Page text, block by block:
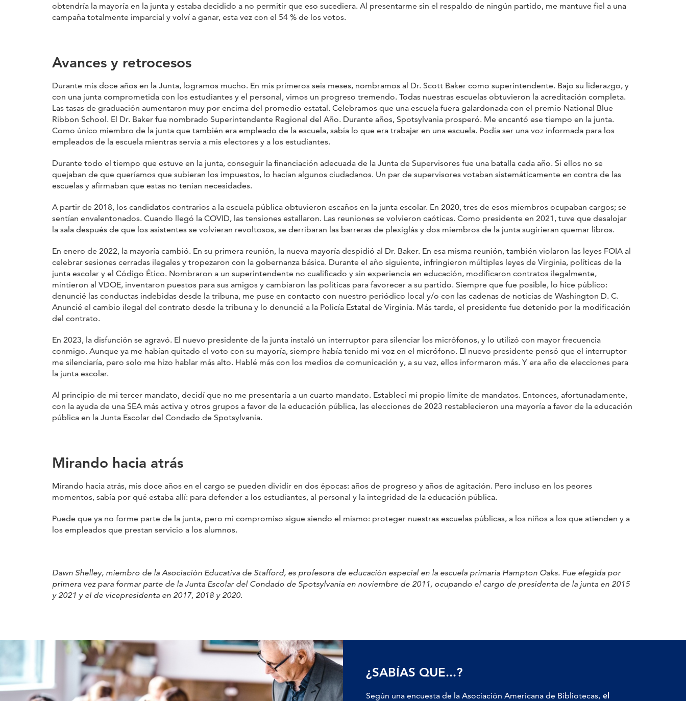
obtendría la mayoría en la junta y estaba decidido a no permitir que eso sucediera. Al presentarme sin el respaldo de ningún partido, me mantuve fiel a una
campaña totalmente imparcial y volví a ganar, esta vez con el 54 % de los votos.
Avances y retrocesos
Durante mis doce años en la Junta, logramos mucho. En mis primeros seis meses, nombramos al Dr. Scott Baker como superintendente. Bajo su liderazgo, y
con una junta comprometida con los estudiantes y el personal, vimos un progreso tremendo. Todas nuestras escuelas obtuvieron la acreditación completa.
Las tasas de graduación aumentaron muy por encima del promedio estatal. Celebramos que una escuela fuera galardonada con el premio National Blue
Ribbon School. El Dr. Baker fue nombrado Superintendente Regional del Año. Durante años, Spotsylvania prosperó. Me encantó ese tiempo en la junta.
Como único miembro de la junta que también era empleado de la escuela, sabía lo que era trabajar en una escuela. Podía ser una voz informada para los
empleados de la escuela mientras servía a mis electores y a los estudiantes.
Durante todo el tiempo que estuve en la junta, conseguir la financiación adecuada de la Junta de Supervisores fue una batalla cada año. Si ellos no se
quejaban de que queríamos que subieran los impuestos, lo hacían algunos ciudadanos. Un par de supervisores votaban sistemáticamente en contra de las
escuelas y afirmaban que estas no tenían necesidades.
A partir de 2018, los candidatos contrarios a la escuela pública obtuvieron escaños en la junta escolar. En 2020, tres de esos miembros ocupaban cargos; se
sentían envalentonados. Cuando llegó la COVID, las tensiones estallaron. Las reuniones se volvieron caóticas. Como presidente en 2021, tuve que desalojar
la sala después de que los asistentes se volvieran revoltosos, se derribaran las barreras de plexiglás y dos miembros de la junta sugirieran quemar libros.
En enero de 2022, la mayoría cambió. En su primera reunión, la nueva mayoría despidió al Dr. Baker. En esa misma reunión, también violaron las leyes FOIA al
celebrar sesiones cerradas ilegales y tropezaron con la gobernanza básica. Durante el año siguiente, infringieron múltiples leyes de Virginia, políticas de la
junta escolar y el Código Ético. Nombraron a un superintendente no cualificado y sin experiencia en educación, modificaron contratos ilegalmente,
mintieron al VDOE, inventaron puestos para sus amigos y cambiaron las políticas para favorecer a su partido. Siempre que fue posible, lo hice público:
denuncié las conductas indebidas desde la tribuna, me puse en contacto con nuestro periódico local y/o con las cadenas de noticias de Washington D. C.
Anuncié el cambio ilegal del contrato desde la tribuna y lo denuncié a la Policía Estatal de Virginia. Más tarde, el presidente fue detenido por la modificación
del contrato.
En 2023, la disfunción se agravó. El nuevo presidente de la junta instaló un interruptor para silenciar los micrófonos, y lo utilizó con mayor frecuencia
conmigo. Aunque ya me habían quitado el voto con su mayoría, siempre había tenido mi voz en el micrófono. El nuevo presidente pensó que el interruptor
me silenciaría, pero solo me hizo hablar más alto. Hablé más con los medios de comunicación y, a su vez, ellos informaron más. Y era año de elecciones para
la junta escolar.
Al principio de mi tercer mandato, decidí que no me presentaría a un cuarto mandato. Establecí mi propio límite de mandatos. Entonces, afortunadamente,
con la ayuda de una SEA más activa y otros grupos a favor de la educación pública, las elecciones de 2023 restablecieron una mayoría a favor de la educación
pública en la Junta Escolar del Condado de Spotsylvania.
Mirando hacia atrás
Mirando hacia atrás, mis doce años en el cargo se pueden dividir en dos épocas: años de progreso y años de agitación. Pero incluso en los peores
momentos, sabía por qué estaba allí: para defender a los estudiantes, al personal y la integridad de la educación pública.
Puede que ya no forme parte de la junta, pero mi compromiso sigue siendo el mismo: proteger nuestras escuelas públicas, a los niños a los que atienden y a
los empleados que prestan servicio a los alumnos.
Dawn Shelley, miembro de la Asociación Educativa de Stafford, es profesora de educación especial en la escuela primaria Hampton Oaks. Fue elegida por
primera vez para formar parte de la Junta Escolar del Condado de Spotsylvania en noviembre de 2011, ocupando el cargo de presidenta de la junta en 2015
y 2021 y el de vicepresidenta en 2017, 2018 y 2020.
¿SABÍAS QUE...?
Según una encuesta de la Asociación Americana de Bibliotecas, el